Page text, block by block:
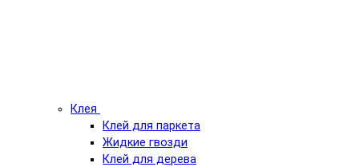
Клея
Клей для паркета
Жидкие гвозди
Клей для дерева